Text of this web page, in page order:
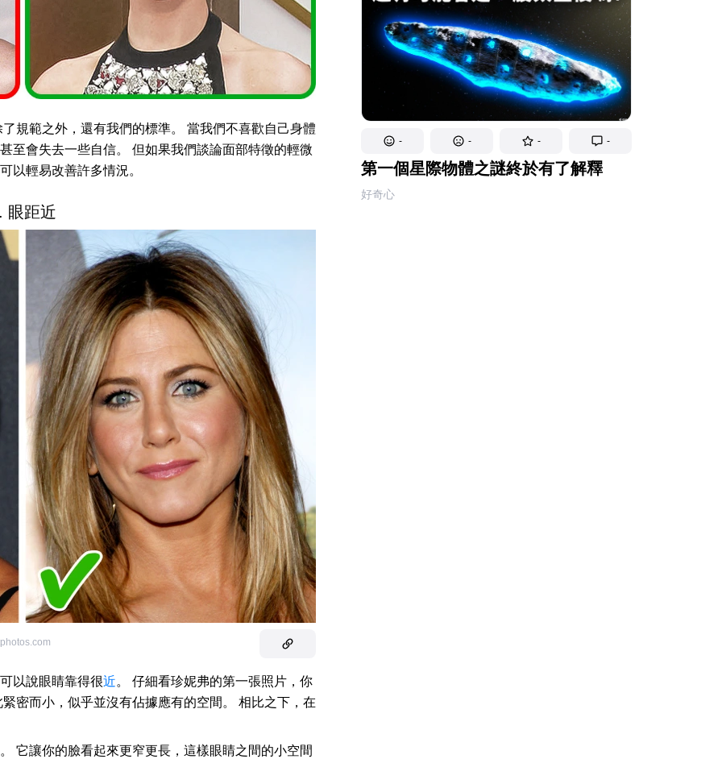
- - - -
第一個星際物體之謎終於有了解釋
好奇心
規範之外，還有我們的標準。 當我們不喜歡自己身體
至會失去一些自信。 但如果我們談論面部特徵的輕微
以輕易改善許多情況。
眼距近
以說眼睛靠得很近。 仔細看珍妮弗的第一張照片，你
密而小，似乎並沒有佔據應有的空間。 相比之下，在
它讓你的臉看起來更窄更長，這樣眼睛之間的小空間